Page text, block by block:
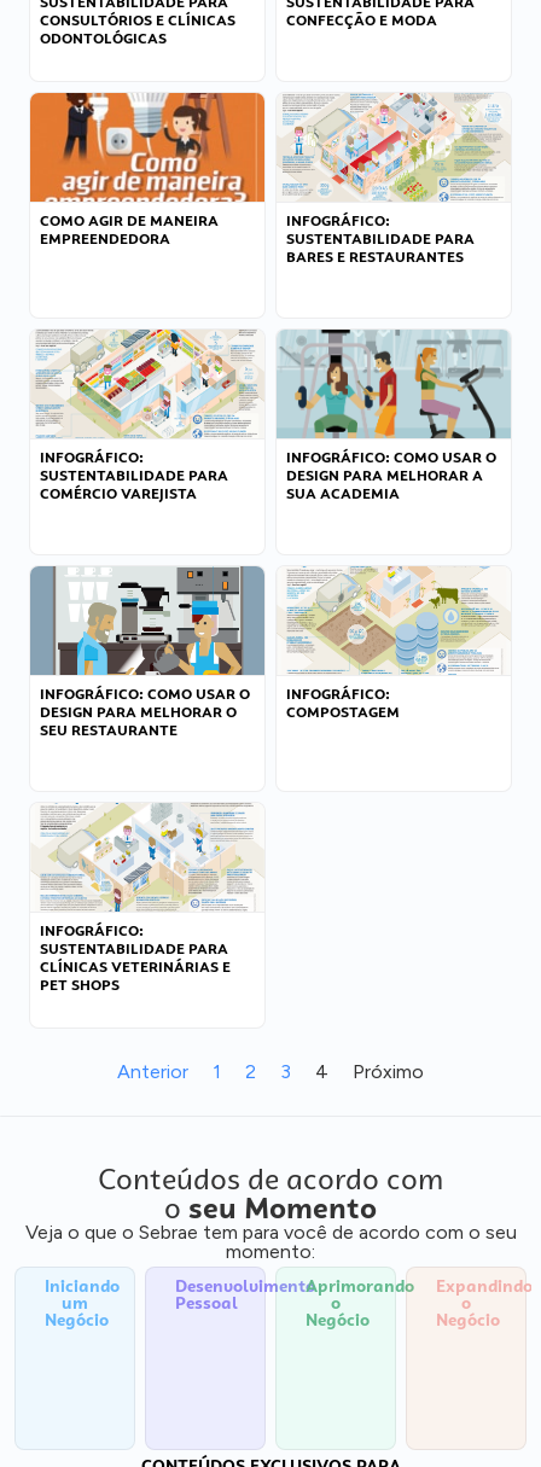
CONSULTÓRIOS E CLÍNICAS
ODONTOLÓGICAS
CONFECÇÃO E MODA
COMO AGIR DE MANEIRA
EMPREENDEDORA
INFOGRÁFICO:
SUSTENTABILIDADE PARA
BARES E RESTAURANTES
INFOGRÁFICO:
SUSTENTABILIDADE PARA
COMÉRCIO VAREJISTA
INFOGRÁFICO: COMO USAR O
DESIGN PARA MELHORAR A
SUA ACADEMIA
INFOGRÁFICO: COMO USAR O
DESIGN PARA MELHORAR O
SEU RESTAURANTE
INFOGRÁFICO:
COMPOSTAGEM
INFOGRÁFICO:
SUSTENTABILIDADE PARA
CLÍNICAS VETERINÁRIAS E
PET SHOPS
Anterior 1 2 3 4 Próximo
Conteúdos de acordo com
o seu Momento
Veja o que o Sebrae tem para você de acordo com o seu
momento:
Iniciando
um
Negócio
Desenvolvimento
Pessoal
Aprimorando
o
Negócio
Expandindo
o
Negócio